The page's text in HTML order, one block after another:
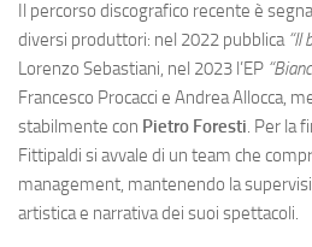
Il percorso discografico recente è
diversi produttori: nel 2022 pubblica “Il
Lorenzo Sebastiani, nel 2023 l’EP
Francesco Procacci e Andrea Allocca,
stabilmente con Pietro Foresti. Per la
Fittipaldi si avvale di un team che
management, mantenendo la
artistica e narrativa dei suoi spettacoli.